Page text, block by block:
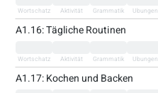
Wortschatz Aktivität Grammatik Übungen
A1.16: Tägliche Routinen
Wortschatz Aktivität Grammatik Übungen
A1.17: Kochen und Backen